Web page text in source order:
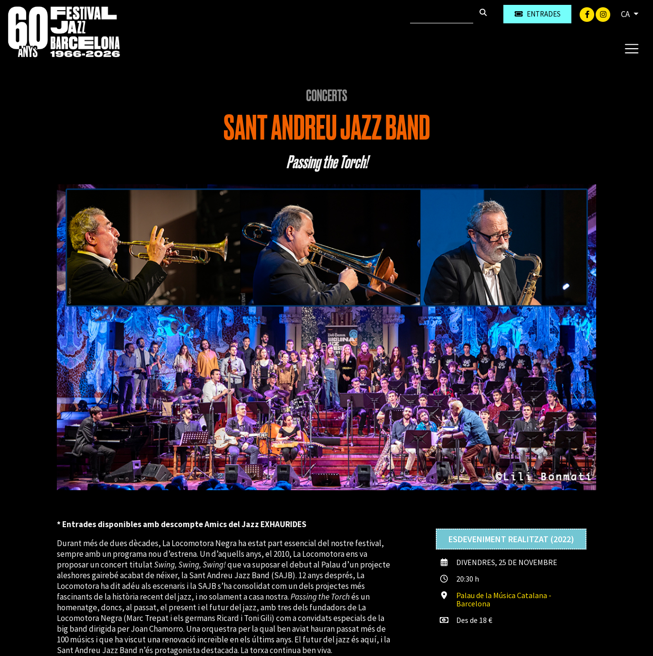
ENTRADES CA
CONCERTS
SANT ANDREU JAZZ BAND
Passing the Torch!
ESDEVENIMENT REALITZAT (2022)
DIVENDRES, 25 DE NOVEMBRE
20:30 h
Palau de la Música Catalana -
Barcelona
Des de 18 €
* Entrades disponibles amb descompte Amics del Jazz EXHAURIDES
Durant més de dues dècades, La Locomotora Negra ha estat part essencial del nostre festival,
sempre amb un programa nou d’estrena. Un d’aquells anys, el 2010, La Locomotora ens va
proposar un concert titulatSwing, Swing, Swing!que va suposar el debut al Palau d’un projecte
aleshores gairebé acabat de néixer, la Sant Andreu Jazz Band (SAJB). 12 anys després, La
Locomotora ha dit adéu als escenaris i la SAJB s’ha consolidat com un dels projectes més
fascinants de la història recent del jazz, i no solament a casa nostra.Passing the Torchés un
homenatge, doncs, al passat, el present i el futur del jazz, amb tres dels fundadors de La
Locomotora Negra (Marc Trepat i els germans Ricard i Toni Gili) com a convidats especials de la
big band dirigida per Joan Chamorro. Una orquestra per la qual ben aviat hauran passat més de
100 músics i que ha viscut una renovació increïble en els últims anys. El futur del jazz és aquí, i la
Sant Andreu Jazz Band n’és protagonista destacada. La torxa continua ben viva.